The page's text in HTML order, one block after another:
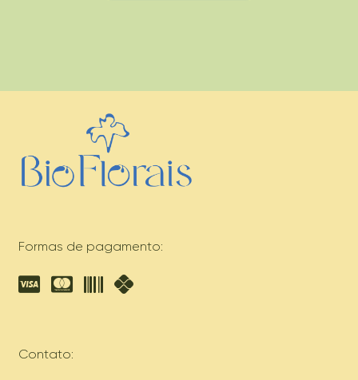
Formas de pagamento:
Contato: